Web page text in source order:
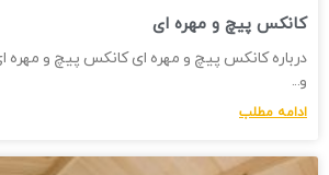
کانکس پیچ و مهره ای
درباره کانکس پیچ و مهره ای کانکس پیچ و مهره
و
ادامه مطلب